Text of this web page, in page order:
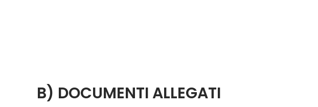
B) DOCUMENTI ALLEGATI